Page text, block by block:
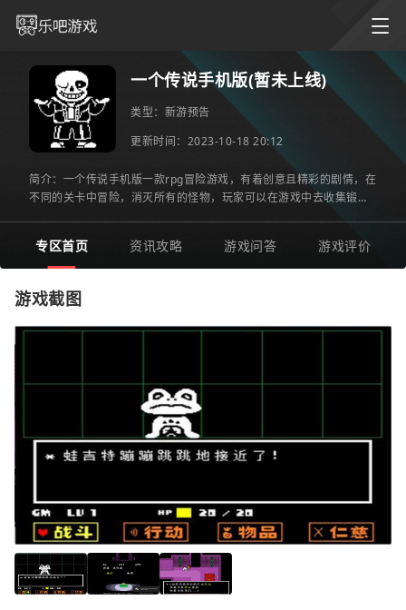
一个传说手机版(暂未上线)
类型： 新游预告
更新时间：2023-10-18 20:12
简介：一个传说手机版一款rpg冒险游戏，有着创意且精彩的剧情，在
不同的关卡中冒险，消灭所有的怪物，玩家可以在游戏中去收集锻造
专区首页 资讯攻略 游戏问答 游戏评价
游戏截图